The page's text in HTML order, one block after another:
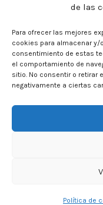
de las
Para ofrecer las mejores
cookies para almacenar y/
consentimiento de estas
el comportamiento de
sitio. No consentir o retirar
negativamente a ciertas
Política de
C/ Josep